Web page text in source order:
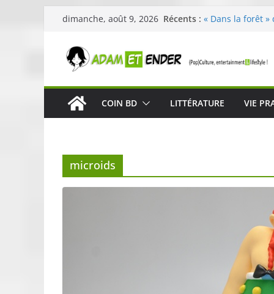
Passer
contenu
dimanche, août 9, 2026 Récents : « Dans la forêt
Célestin en
« In The
néoclassique de
Skullcandy
COIN BD LITTÉRATURE VIE
microids